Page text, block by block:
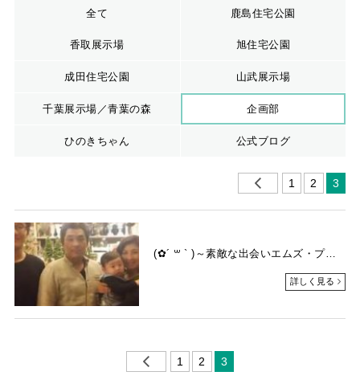
全て 鹿島住宅公園
香取展示場 旭住宅公園
成田住宅公園 山武展示場
千葉展示場／青葉の森 企画部
ひのきちゃん 公式ブログ
1 2 3
(✿´ ꒳ ` )～素敵な出会いエムズ・プランニングさん
詳しく見る
1 2 3